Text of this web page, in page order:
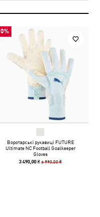
Воротарські рукавиці FUTURE
Ultimate NC Football Goalkeeper
Gloves
3 490,00 ₴6 990,00 ₴